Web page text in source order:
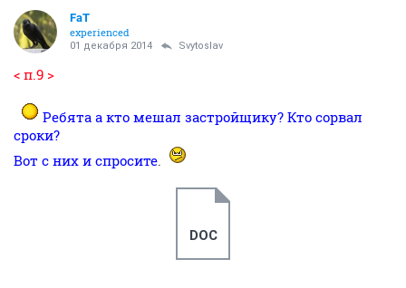
FaT
experienced
01 декабря 2014 Svytoslav
< п.9 >
Ребята а кто мешал застройщику? Кто сорвал
сроки?
Вот с них и спросите.
DOC